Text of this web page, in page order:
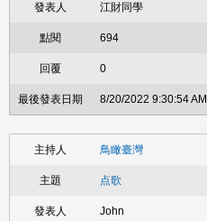
江財同學
694
0
8/20/2022 9:30:54 AM
鳥瞰臺灣
点歌
John